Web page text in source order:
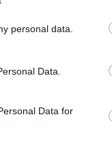
personal data.
Data.
Data for
wróci upał?
IMGW
się teraz na
ale prognozy nie